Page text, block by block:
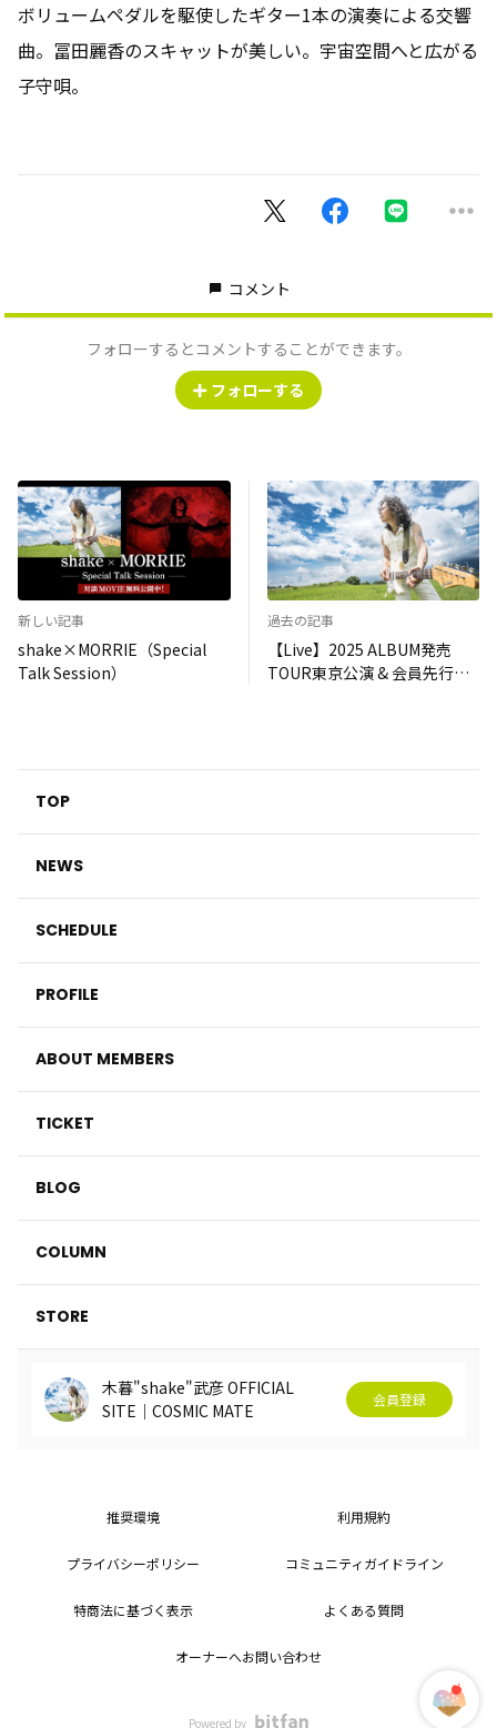
ボリュームペダルを駆使したギター1本の演奏による交響
曲。 冨田麗香のスキャットが美しい。宇宙空間へと広がる
子守唄。
コメント
フォローするとコメントすることができます。
フォローする
新しい記事
shake×MORRIE（Special
Talk Session）
過去の記事
【Live】2025 ALBUM発売
TOUR東京公演 & 会員先行決
TOP
NEWS
SCHEDULE
PROFILE
ABOUT MEMBERS
TICKET
BLOG
COLUMN
STORE
木暮"shake"武彦 OFFICIAL
SITE│COSMIC MATE
会員登録
推奨環境 利用規約
プライバシーポリシー コミュニティガイドライン
特商法に基づく表示 よくある質問
オーナーへお問い合わせ
Powered by